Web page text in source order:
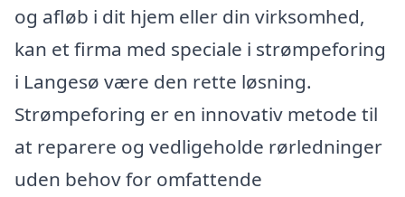
og afløb i dit hjem eller din virksomhed,
kan et firma med speciale i strømpeforing
i Langesø være den rette løsning.
Strømpeforing er en innovativ metode til
at reparere og vedligeholde rørledninger
uden behov for omfattende